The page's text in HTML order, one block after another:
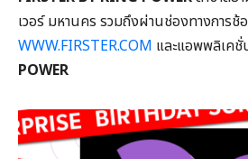
เวอร์ มหานคร รวมถึงผ่านช่องทางการ
WWW.FIRSTER.COM และแอพพลิเคชั่
POWER